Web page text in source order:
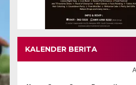
KALENDER BERITA